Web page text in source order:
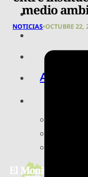
ARTE,
medio
NOTICIAS•OCTUBRE 22,